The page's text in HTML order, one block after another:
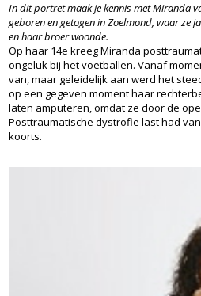
In dit portret maak je kennis met Miranda
geboren en getogen in Zoelmond, waar ze
en haar broer woonde.
Op haar 14e kreeg Miranda
ongeluk bij het voetballen. Vanaf
van, maar geleidelijk aan werd het
op een gegeven moment haar
laten amputeren, omdat ze door de
Posttraumatische dystrofie last had
koorts.